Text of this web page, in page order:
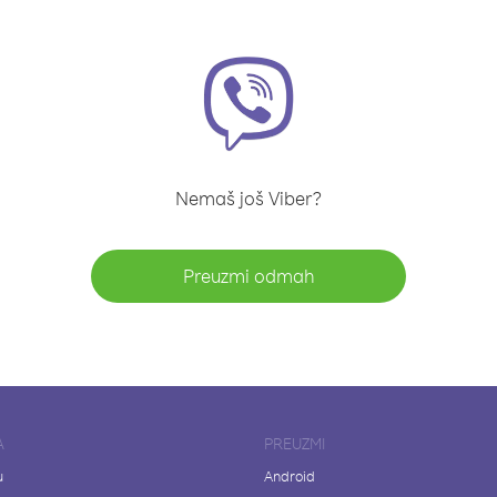
Nemaš još Viber?
Preuzmi odmah
PREUZMI
Android